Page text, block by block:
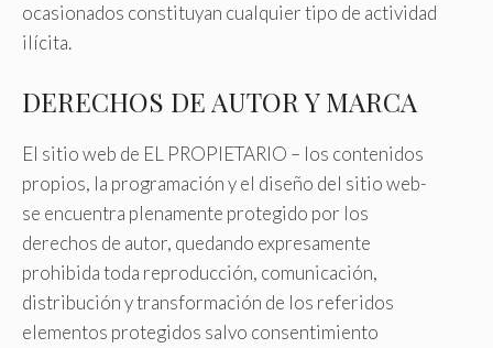
ocasionados constituyan cualquier tipo de actividad
ilícita.
DERECHOS DE AUTOR Y MARCA
El sitio web de EL PROPIETARIO – los contenidos
propios, la programación y el diseño del sitio web-
se encuentra plenamente protegido por los
derechos de autor, quedando expresamente
prohibida toda reproducción, comunicación,
distribución y transformación de los referidos
elementos protegidos salvo consentimiento